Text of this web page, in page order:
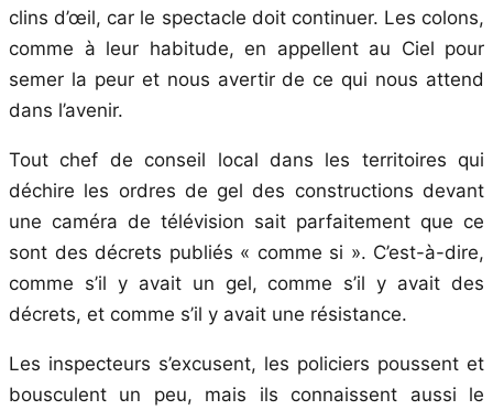
clins d’œil, car le spectacle doit continuer. Les colons,
comme à leur habitude, en appellent au Ciel pour
semer la peur et nous avertir de ce qui nous attend
dans l’avenir.
Tout chef de conseil local dans les territoires qui
déchire les ordres de gel des constructions devant
une caméra de télévision sait parfaitement que ce
sont des décrets publiés « comme si ». C’est-à-dire,
comme s’il y avait un gel, comme s’il y avait des
décrets, et comme s’il y avait une résistance.
Les inspecteurs s’excusent, les policiers poussent et
bousculent un peu, mais ils connaissent aussi le